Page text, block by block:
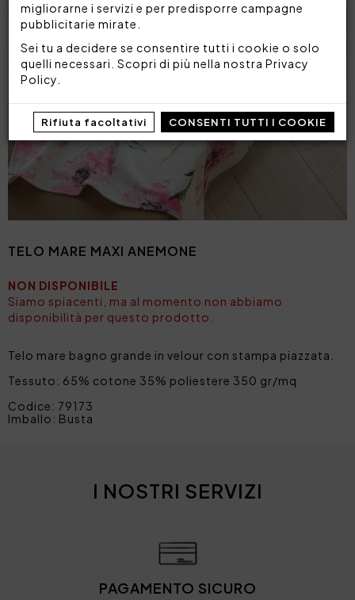
migliorarne i servizi e per predisporre campagne
pubblicitarie mirate.
Sei tu a decidere se consentire tutti i cookie o solo
quelli necessari. Scopri di più nella nostra Privacy
Policy
Rifiuta facoltativi CONSENTI TUTTI I COOKIE
TELO MARE MAXI ANEMONE
NON DISPONIBILE
Siamo spiacenti, ma al momento non abbiamo
disponibilità per questo prodotto.
Telo mare bagno grande in velour con stampa piazzata.
Tessuto: 65% cotone 35% poliestere 350 gr/mq
Codice: 79173
Imballo: Busta
I NOSTRI SERVIZI
PAGAMENTO SICURO